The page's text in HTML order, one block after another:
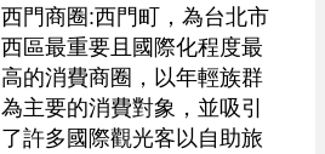
西門商圈:西門町，為台北市
西區最重要且國際化程度最
高的消費商圈，以年輕族群
為主要的消費對象，並吸引
了許多國際觀光客以自助旅